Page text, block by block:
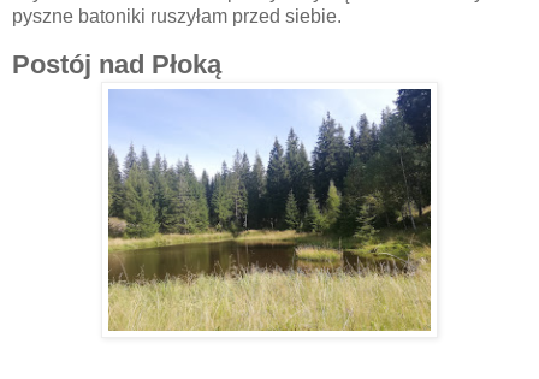
pyszne batoniki ruszyłam przed siebie.
Postój nad Płoką